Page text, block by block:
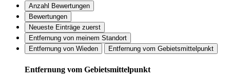
Anzahl Bewertungen
Bewertungen
Neueste Einträge zuerst
Entfernung von meinem Standort
Entfernung von Wieden
Entfernung vom Gebietsmittelpunkt
Entfernung vom Gebietsmittelpunkt